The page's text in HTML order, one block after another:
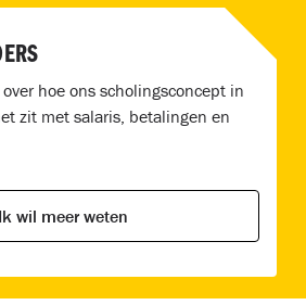
hoe ons scholingsconcept in
zit met salaris, betalingen en
Ik wil meer weten